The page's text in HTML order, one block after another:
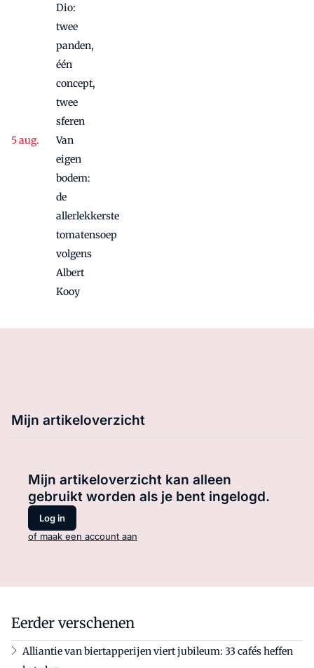
Dio:
twee
panden,
één
concept,
twee
sferen
Van
eigen
bodem:
de
allerlekkerste
tomatensoep
volgens
Albert
Kooy
Mijn artikeloverzicht
Mijn artikeloverzicht kan alleen
gebruikt worden als je bent ingelogd.
Log in
of maak een account aan
Eerder verschenen
Alliantie van biertapperijen viert jubileum: 33 cafés heffen